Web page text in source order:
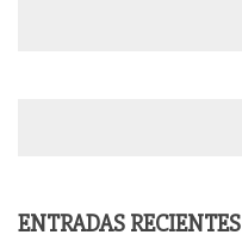
ENTRADAS RECIENTES